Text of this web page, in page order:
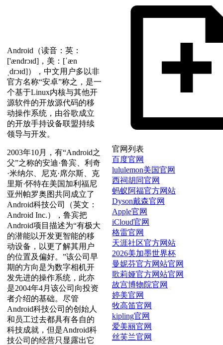
Android（读音：英：
['ændrɔɪd]，美：[ˈæn
ˌdrɔɪd]），中文用户多以非
官方名称“安卓”称之，是一
个基于Linux内核与其他开
源软件的开放源代码的移
动操作系统，由谷歌成立
的开放手持设备联盟持续
领导与开发。
2003年10月，有“Android之
父”之称的安迪·鲁宾、利奇
·米纳尔、尼克·席尔斯、克
里斯·怀特在美国加利福尼
亚州帕罗奥图共同成立了
Android科技公司（英文：
Android Inc.），鲁宾把
Android项目描述为“有极大
的潜能以开发更智能的移
动设备，以更了解其用户
的位置及偏好。”该公司早
期的方向是为数字相机开
发先进的操作系统，此亦
是2004年4月该公司向投资
者介绍的基础。尽管
Android科技公司的创始人
和员工过去都具有各自的
科技成就，但是Android科
技公司的经营只显露出它
官网列表
百度官网
lululemon美国官网
西祠胡同官网
蚂蚁阿福官方网站
Dyson戴森官网
Apple官网
iCloud官网
格雷官网
天涯社区官方网站
2026美加墨世界杯
曼妮芬官方网站官网
歌莉娅官方网站官网
故宫博物院官网
婷美官网
牧高笛官网
kipling官网
爱美丽官网
丝芙兰官网